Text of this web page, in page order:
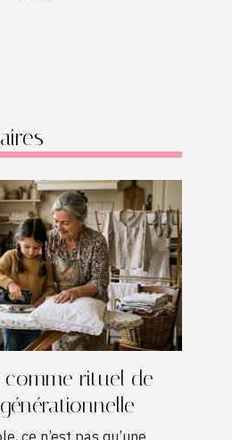
comme rituel de
ce n’est pas qu’une